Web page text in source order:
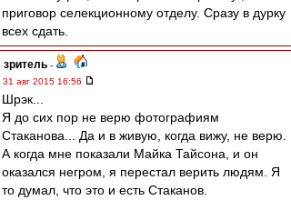
приговор селекционному отделу. Сразу в дурку
всех сдать.
зpитель -
31 авг 2015 16:56
Шрэк...
Я до сих пор не верю фотографиям
Стаканова... Да и в живую, когда вижу, не верю.
А когда мне показали Майка Тайсона, и он
оказался негром, я перестал верить людям. Я
то думал, что это и есть Стаканов.